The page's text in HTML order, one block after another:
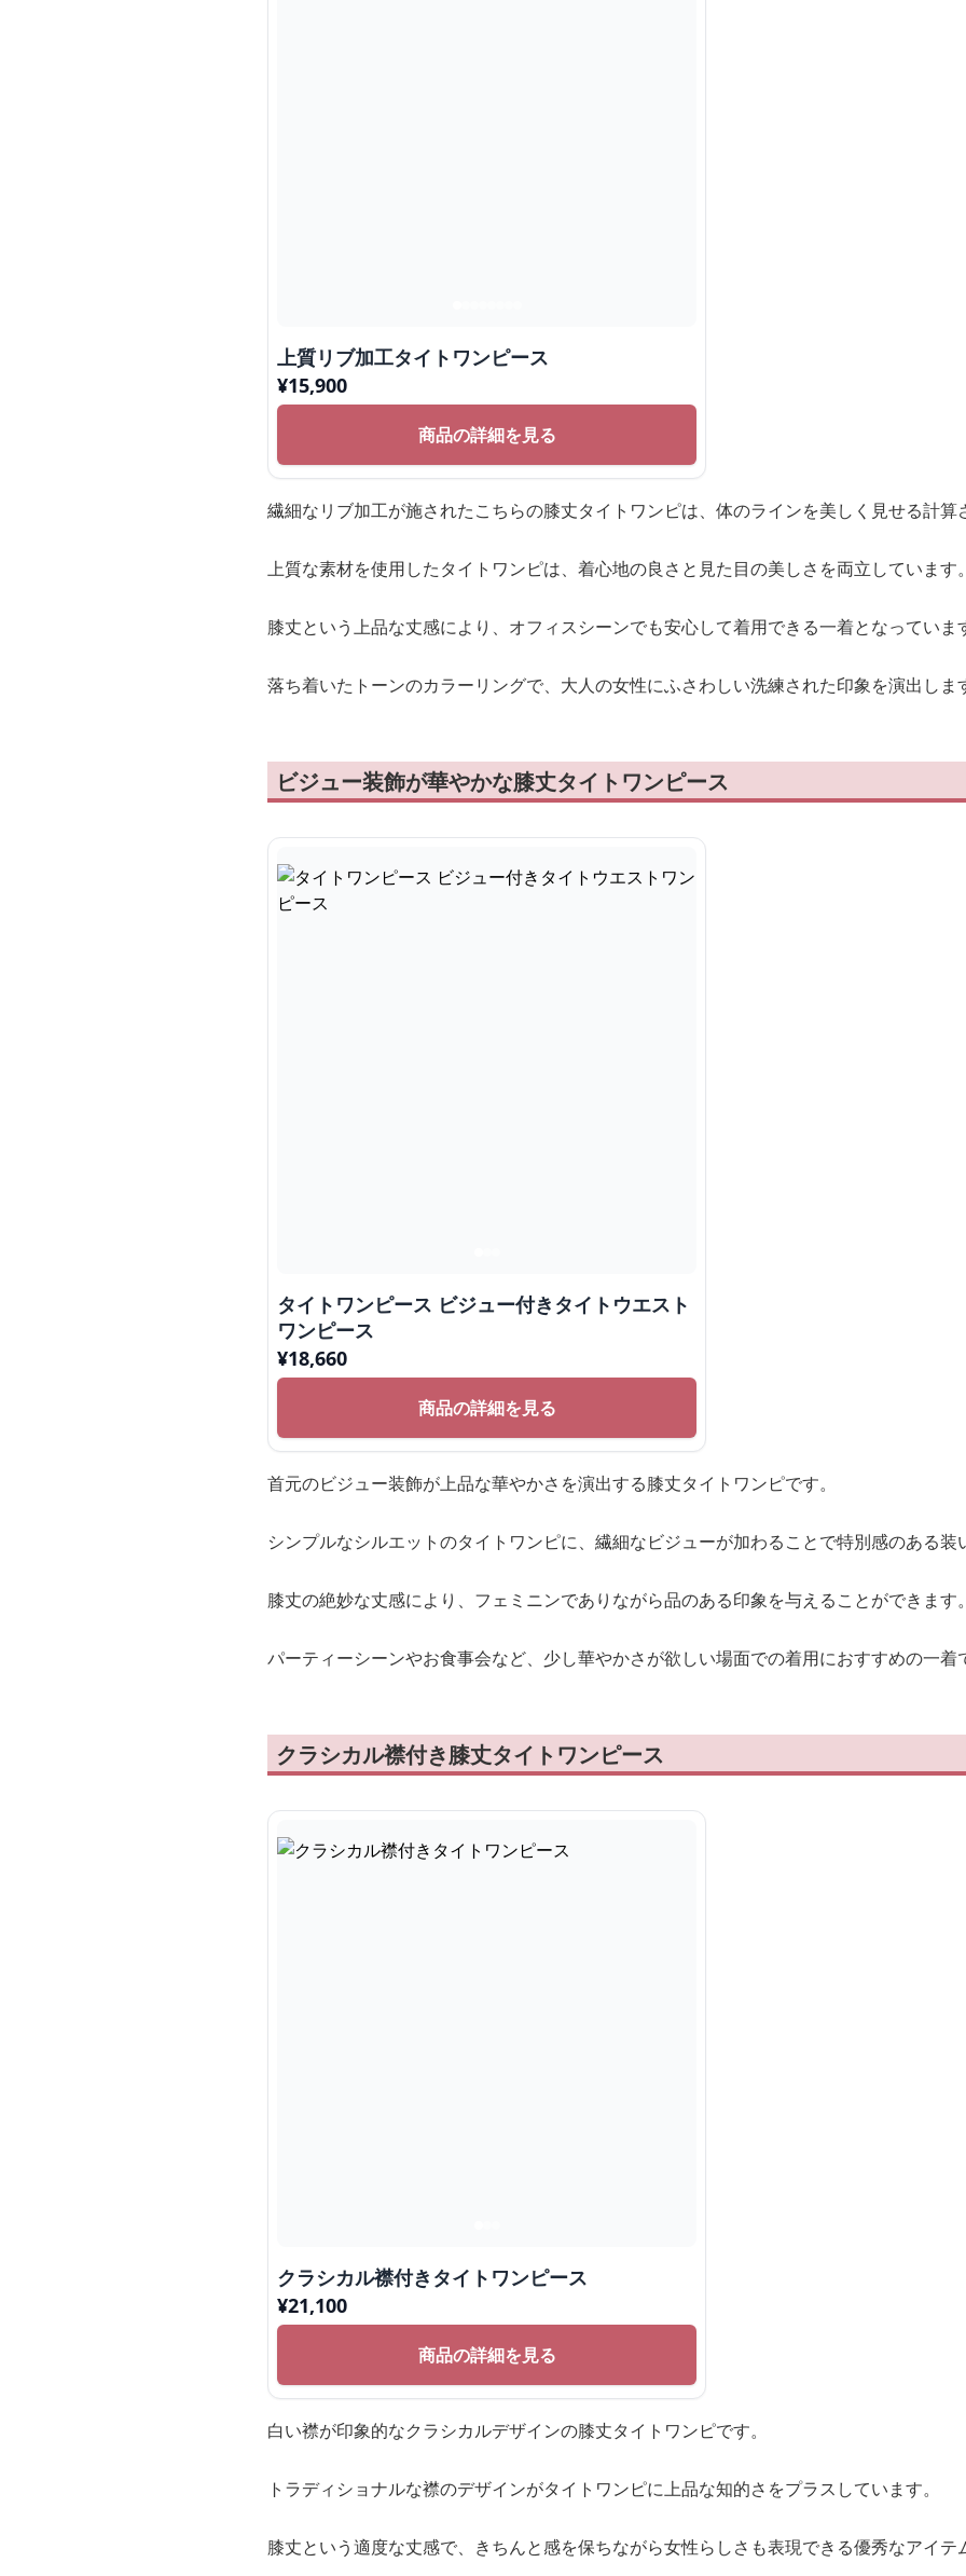
上質リブ加工タイトワンピース
¥15,900
商品の詳細を見る
繊細なリブ加工が施されたこちらの膝丈タイトワンピは、体のラインを美しく見せる計
上質な素材を使用したタイトワンピは、着心地の良さと見た目の美しさを両立しています
膝丈という上品な丈感により、オフィスシーンでも安心して着用できる一着となっていま
落ち着いたトーンのカラーリングで、大人の女性にふさわしい洗練された印象を演出しま
ビジュー装飾が華やかな膝丈タイトワンピース
タイトワンピース ビジュー付きタイトウエスト
ワンピース
¥18,660
商品の詳細を見る
首元のビジュー装飾が上品な華やかさを演出する膝丈タイトワンピです。
シンプルなシルエットのタイトワンピに、繊細なビジューが加わることで特別感のある装
膝丈の絶妙な丈感により、フェミニンでありながら品のある印象を与えることができます
パーティーシーンやお食事会など、少し華やかさが欲しい場面での着用におすすめの一着
クラシカル襟付き膝丈タイトワンピース
クラシカル襟付きタイトワンピース
¥21,100
商品の詳細を見る
白い襟が印象的なクラシカルデザインの膝丈タイトワンピです。
トラディショナルな襟のデザインがタイトワンピに上品な知的さをプラスしています。
膝丈という適度な丈感で、きちんと感を保ちながら女性らしさも表現できる優秀なアイテ